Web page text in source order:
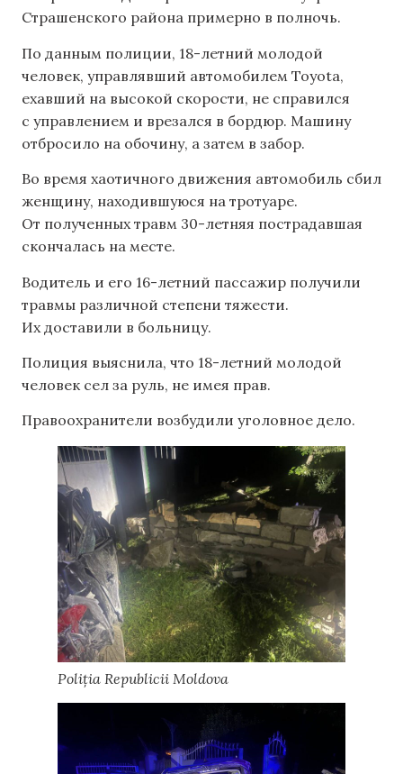
Страшенского района примерно в полночь.
По данным полиции, 18-летний молодой
человек, управлявший автомобилем Toyota,
ехавший на высокой скорости, не справился
с управлением и врезался в бордюр. Машину
отбросило на обочину, а затем в забор.
Во время хаотичного движения автомобиль сбил
женщину, находившуюся на тротуаре.
От полученных травм 30-летняя пострадавшая
скончалась на месте.
Водитель и его 16-летний пассажир получили
травмы различной степени тяжести.
Их доставили в больницу.
Полиция выяснила, что 18-летний молодой
человек сел за руль, не имея прав.
Правоохранители возбудили уголовное дело.
Poliția Republicii Moldova